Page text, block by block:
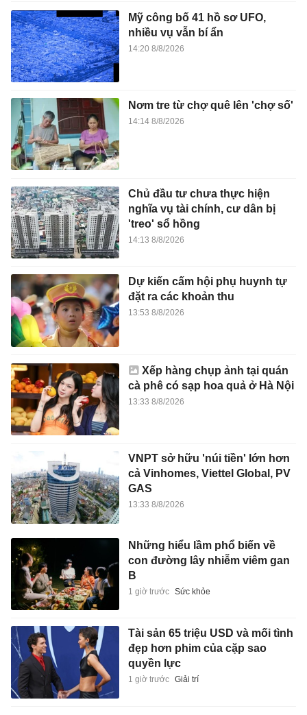
Mỹ công bố 41 hồ sơ UFO,
nhiều vụ vẫn bí ẩn
14:20 8/8/2026
Nơm tre từ chợ quê lên 'chợ số'
14:14 8/8/2026
Chủ đầu tư chưa thực hiện
nghĩa vụ tài chính, cư dân bị
'treo' sổ hồng
14:13 8/8/2026
Dự kiến cấm hội phụ huynh tự
đặt ra các khoản thu
13:53 8/8/2026
Xếp hàng chụp ảnh tại quán
cà phê có sạp hoa quả ở Hà Nội
13:33 8/8/2026
VNPT sở hữu 'núi tiền' lớn hơn
cả Vinhomes, Viettel Global, PV
GAS
13:33 8/8/2026
Những hiểu lầm phổ biến về
con đường lây nhiễm viêm gan
B
1 giờ trước Sức khỏe
Tài sản 65 triệu USD và mối tình
đẹp hơn phim của cặp sao
quyền lực
1 giờ trước Giải trí